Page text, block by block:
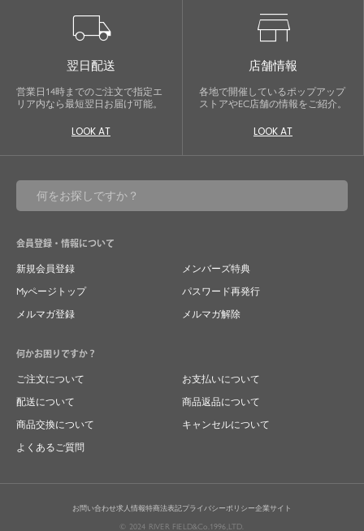
local_shipping
翌日配送
営業日14時までのご注文で指定エ
リア内なら最短翌日お届け可能。
LOOK AT
store
店舗情報
各地で開催しているポップアップ
ストアやEC店舗の情報をご紹介。
LOOK AT
会員登録・情報について
新規会員登録
メンバーズ特典
Myページトップ
パスワード再発行
メルマガ登録
メルマガ解除
何かお困りですか？
ご注文について
お支払いについて
配送について
商品返品について
商品交換について
キャンセルについて
よくあるご質問
お問い合わせ求人情報特商法表記プライバシーポリシー企業サイト
© 2024 RIVER FIELD&Co.1996,LTD.